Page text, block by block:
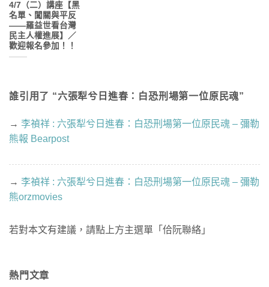
4/7（二）講座【黑
名單、闖關與平反
——羅益世看台灣
民主人權進展】／
歡迎報名參加！！
誰引用了 “六張犁兮日進春：白恐刑場第一位原民魂”
→ 李禎祥 : 六張犁兮日進春：白恐刑場第一位原民魂 – 彌勒
熊報 Bearpost
→ 李禎祥 : 六張犁兮日進春：白恐刑場第一位原民魂 – 彌勒
熊orzmovies
若對本文有建議，請點上方主選單「佮阮聯絡」
熱門文章